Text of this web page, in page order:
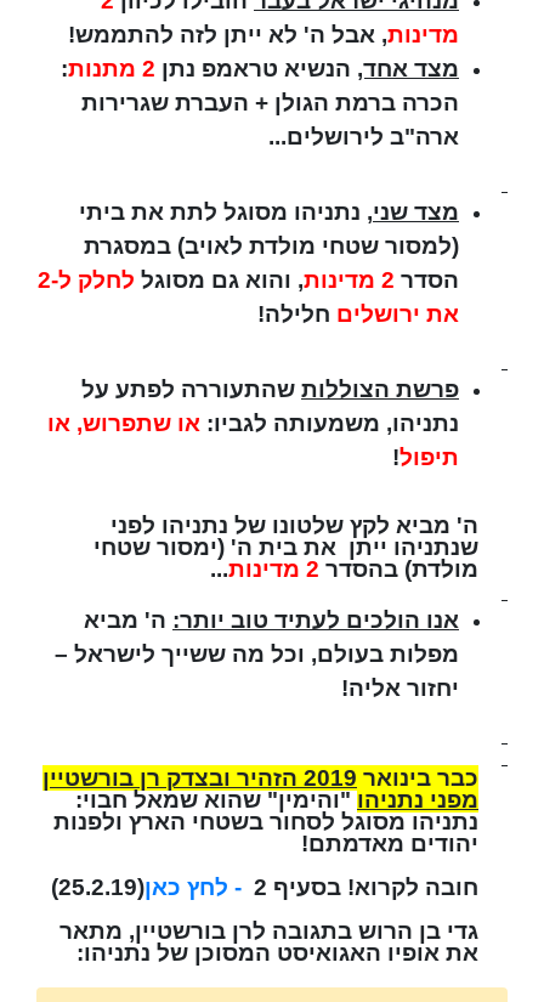
מדינות, אבל ה' לא ייתן לזה להתממש!
מצד אחד, הנשיא טראמפ נתן 2 מתנות
:
הכרה ברמת הגולן + העברת שגרירות
ארה"ב לירושלים...
מצד שני, נתניהו מסוגל לתת את ביתי
(למסור שטחי מולדת לאויב) במסגרת
הסדר 2 מדינות , והוא גם מסוגל
לחלק ל-2
את ירושלים חלילה!
פרשת הצוללות שהתעוררה לפתע על
נתניהו, משמעותה לגביו: או שתפרוש, או
תיפול!
ה' מביא לקץ שלטונו של נתניהו לפני
שנתניהו ייתן את בית ה' (ימסור שטחי
מולדת) בהסדר 2 מדינות
...
אנו הולכים לעתיד טוב יותר: ה' מביא
מפלות בעולם, וכל מה ששייך לישראל –
יחזור אליה!
כבר בינואר 2019 הזהיר ובצדק רן בורשטיין
מפני נתניהו "והימין" שהוא שמאל חבוי:
נתניהו מסוגל לסחור בשטחי הארץ ולפנות
יהודים מאדמתם!
חובה לקרוא! בסעיף 2
- לחץ כאן(25.2.19)
גדי בן הרוש בתגובה לרן בורשטיין, מתאר
את אופיו האגואיסט המסוכן של נתניהו: